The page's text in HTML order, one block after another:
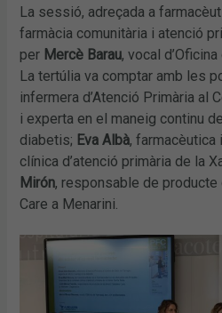
La sessió, adreçada a
farmàcia comunitària i atenció
per Mercè Barau, vocal
La tertúlia va comptar amb les
infermera d’Atenció Primària al
i experta en el maneig continu
diabetis; Eva Albà,
clínica d’atenció primària de la
Mirón, responsable de
Care a Menarini.